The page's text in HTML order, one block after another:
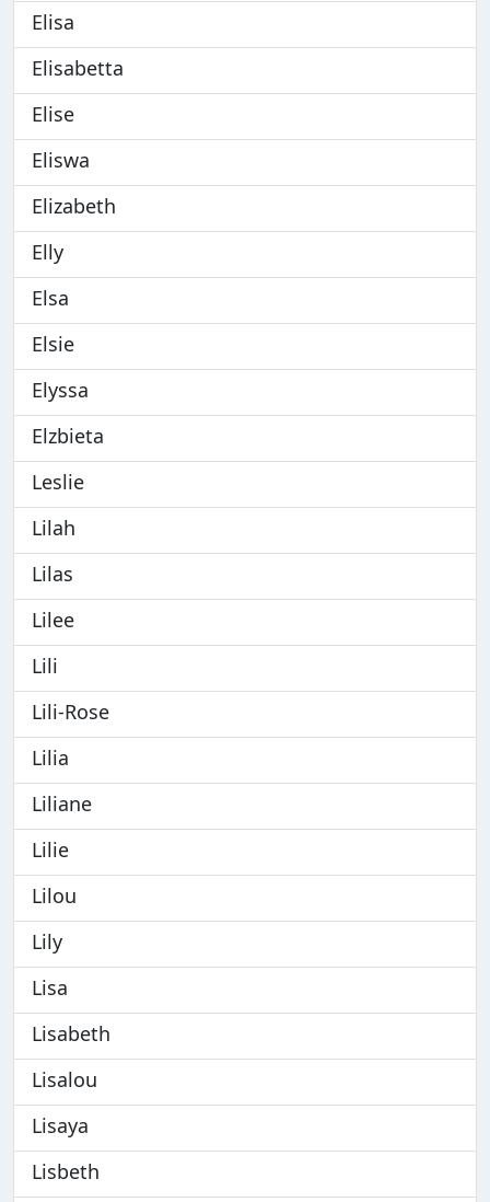
Elisa
Elisabetta
Elise
Eliswa
Elizabeth
Elly
Elsa
Elsie
Elyssa
Elzbieta
Leslie
Lilah
Lilas
Lilee
Lili
Lili-Rose
Lilia
Liliane
Lilie
Lilou
Lily
Lisa
Lisabeth
Lisalou
Lisaya
Lisbeth